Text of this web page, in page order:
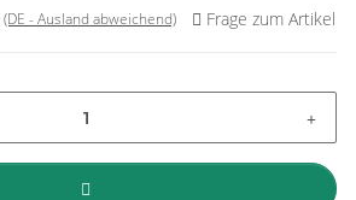
(DE - Ausland abweichend) Frage zum Artikel